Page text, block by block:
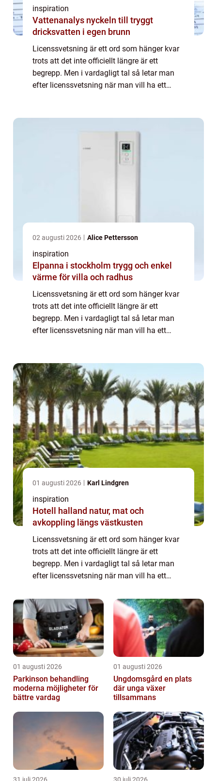
inspiration
Vattenanalys nyckeln till tryggt
dricksvatten i egen brunn
Licenssvetsning är ett ord som hänger kvar
trots att det inte officiellt längre är ett
begrepp. Men i vardagligt tal så letar man
efter licenssvetsning när man vill ha ett
02 augusti 2026 Alice Pettersson
inspiration
Elpanna i stockholm trygg och enkel
värme för villa och radhus
Licenssvetsning är ett ord som hänger kvar
trots att det inte officiellt längre är ett
begrepp. Men i vardagligt tal så letar man
efter licenssvetsning när man vill ha ett
01 augusti 2026 Karl Lindgren
inspiration
Hotell halland natur, mat och
avkoppling längs västkusten
Licenssvetsning är ett ord som hänger kvar
trots att det inte officiellt längre är ett
begrepp. Men i vardagligt tal så letar man
efter licenssvetsning när man vill ha ett
utbildade proffs på svetsning. De...
01 augusti 2026
Parkinson behandling
moderna möjligheter för
bättre vardag
01 augusti 2026
Ungdomsgård en plats
där unga växer
tillsammans
31 juli 2026 30 juli 2026